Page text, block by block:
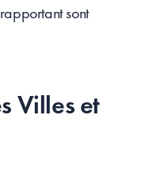
sont
Villes et